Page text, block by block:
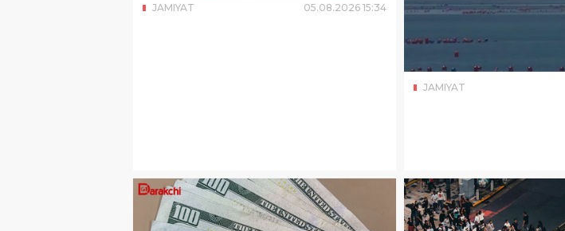
JAMIYAT 05.08.2026 15:34
JAMIYAT